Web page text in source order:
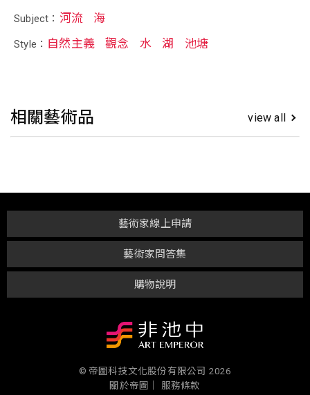
Subject： 河流 海
Style： 自然主義 觀念 水 湖 池塘
相關藝術品 view all
購物說明
藝術家問答集
藝術家線上申請
© 帝圖科技文化股份有限公司 2026
關於帝圖｜
服務條款